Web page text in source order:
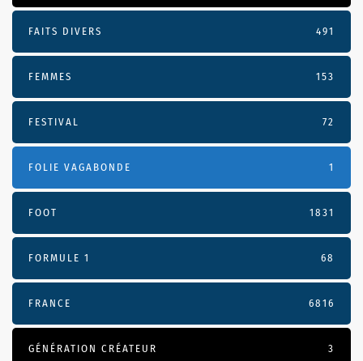
FAITS DIVERS 491
FEMMES 153
FESTIVAL 72
FOLIE VAGABONDE 1
FOOT 1831
FORMULE 1 68
FRANCE 6816
GÉNÉRATION CRÉATEUR 3